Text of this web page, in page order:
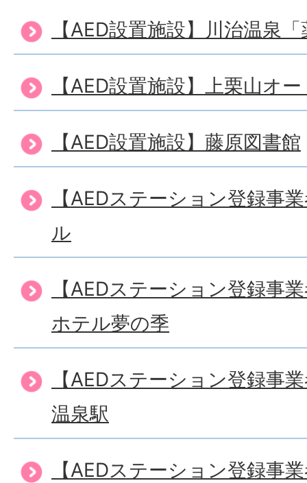
【AED設置施設】川治温泉
【AED設置施設】上栗山オ
【AED設置施設】藤原図書館
【AEDステーション登録事
ル
【AEDステーション登録事
ホテル夢の季
【AEDステーション登録事
温泉駅
【AEDステーション登録事